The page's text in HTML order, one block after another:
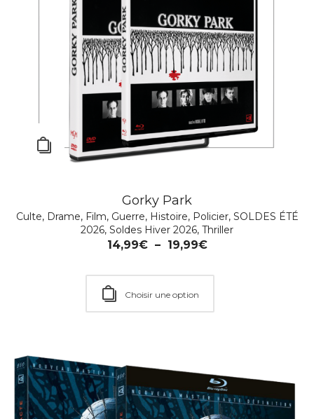
Gorky Park
Culte, Drame, Film, Guerre, Histoire, Policier, SOLDES ÉTÉ
2026, Soldes Hiver 2026, Thriller
14,99€ – 19,99€
Choisir une option